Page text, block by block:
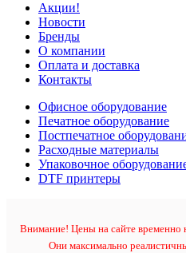
Акции!
Новости
Бренды
О компании
Оплата и доставка
Контакты
Офисное оборудование
Печатное оборудование
Постпечатное
Расходные материалы
Упаковочное
DTF принтеры
Внимание! Цены на сайте временно
Они максимально